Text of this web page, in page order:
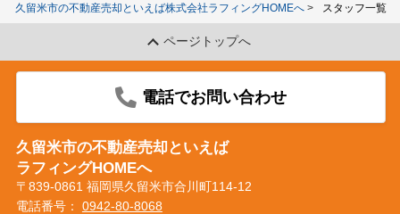
久留米市の不動産売却といえば株式会社ラフィングHOMEへ スタッフ一覧
ページトップへ
電話でお問い合わせ
久留米市の不動産売却といえば
ラフィングHOMEへ
〒839-0861 福岡県久留米市合川町114-12
電話番号： 0942-80-8068